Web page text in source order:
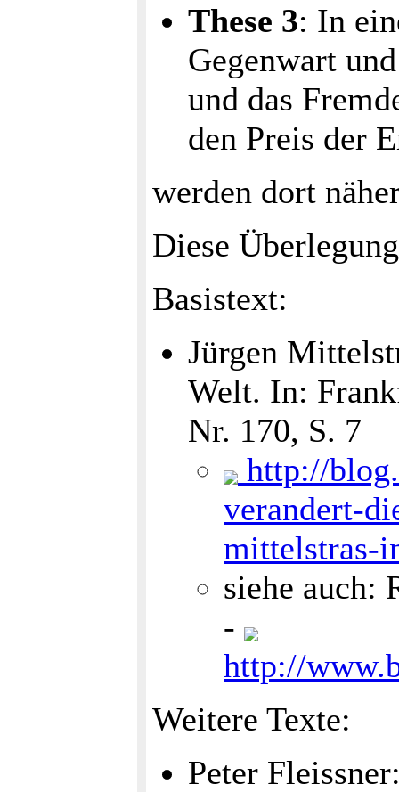
These 3: In
Gegenwart
und das
den Preis der
werden dort
Diese
Basistext:
Jürgen
Welt. In:
Nr. 170, S. 7
http://
verandert-
mittelstras-
siehe auch:
-
http://
Weitere Texte:
Peter